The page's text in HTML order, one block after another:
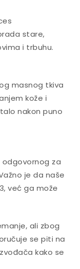
stare,
i trbuhu.
masnog tkiva
kože i
nakon puno
za
je da naše
već ga može
ali zbog
se piti na
kako se